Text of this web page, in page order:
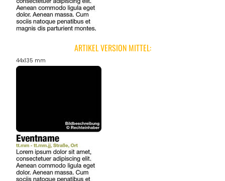
ARTIKEL VERSION MITTEL:
44x135 mm